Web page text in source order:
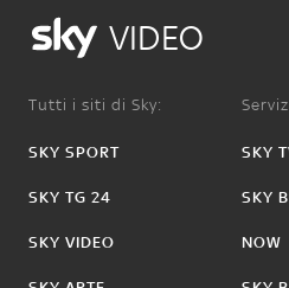
VIDEO
Tutti i siti di Sky:
SKY SPORT
SKY TG 24
SKY VIDEO
SKY
SKY
NOW